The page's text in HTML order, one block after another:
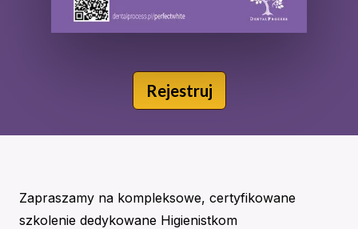
Rejestruj
Zapraszamy na kompleksowe, certyfikowane
szkolenie dedykowane Higienistkom